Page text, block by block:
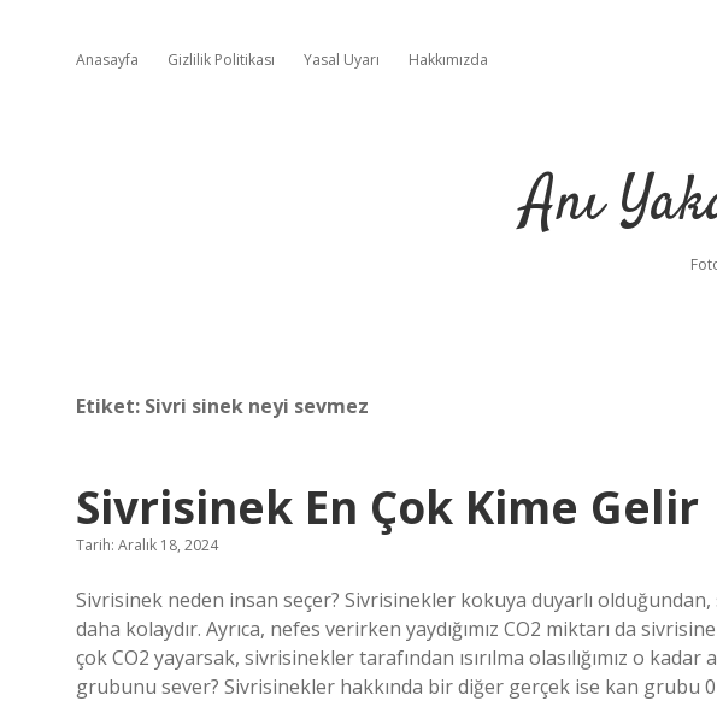
Anasayfa Gizlilik Politikası Yasal Uyarı Hakkımızda
Anı
Etiket: Sivri sinek neyi sevmez
Sivrisinek En Çok Kime Gelir
Tarih: Aralık 18, 2024
Sivrisinek neden insan seçer? Sivrisinekler kokuya duyarlı olduğundan,
daha kolaydır. Ayrıca, nefes verirken yaydığımız CO2 miktarı da
çok CO2 yayarsak, sivrisinekler tarafından ısırılma olasılığımız o
grubunu sever? Sivrisinekler hakkında bir diğer gerçek ise kan grubu